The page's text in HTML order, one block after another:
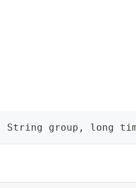
group, long